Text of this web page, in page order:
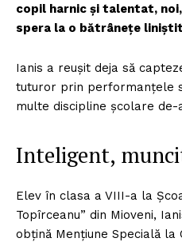
copil harnic și talentat,
spera la o bătrânețe
Ianis a reușit deja să
tuturor prin performanțele
multe discipline școlare
Inteligent,
Elev în clasa a VIII-a la
Topîrceanu” din Mioveni,
obțină Mențiune Specială la